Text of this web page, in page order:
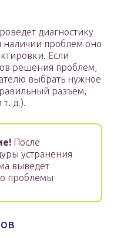
диагностику
наличии проблем оно
Если
решения проблем,
выбрать нужное
разъем,
д.).
После
устранения
выведет
проблемы